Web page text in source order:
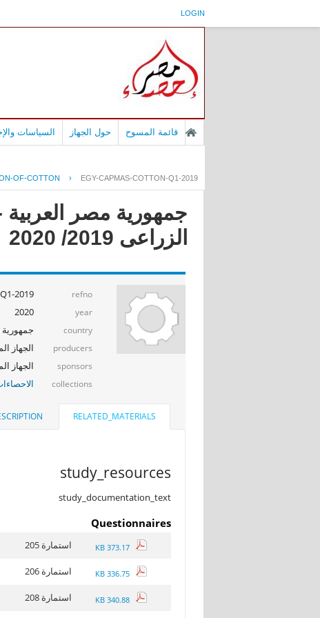
LOGIN
قائمة المسوح حول الجهاز السياسات
OF-COTTON › EGY-CAPMAS-COTTON-Q1-2019
جمهورية مصر
الزراعى 2019/ 2020
refno
2019
year
2020
country جمهورية
producers الجهاز
sponsors الجهاز
collections
RELATED_MATERIALS
study_resources
study_documentation_text
Questionnaires
استمارة 205 373.17 KB
استمارة 206 336.75 KB
استمارة 208 340.88 KB